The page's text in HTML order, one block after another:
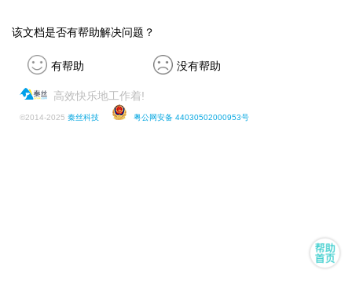
该文档是否有帮助解决问题？
有帮助 没有帮助
高效快乐地工作着!
©2014-2025 秦丝科技 粤公网安备 44030502000953号